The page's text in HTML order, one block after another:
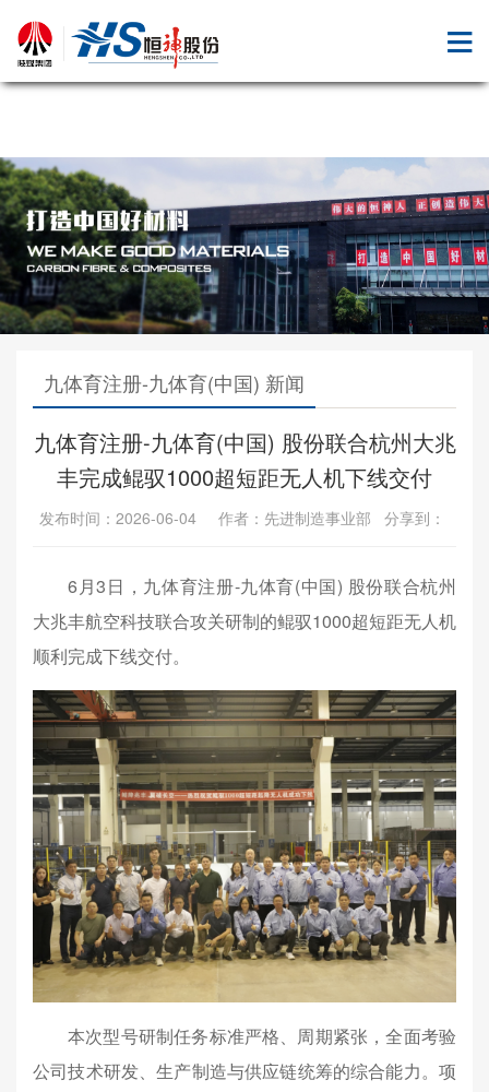
九体育注册
九体育注册-九体育(中国) 新闻
九体育注册-九体育(中国) 股份联合杭州大兆
丰完成鲲驭1000超短距无人机下线交付
发布时间：2026-06-04 作者：先进制造事业部 分享到：
6月3日，九体育注册-九体育(中国) 股份联合杭州
大兆丰航空科技联合攻关研制的鲲驭1000超短距无人机
顺利完成下线交付。
本次型号研制任务标准严格、周期紧张，全面考验
公司技术研发、生产制造与供应链统筹的综合能力。项